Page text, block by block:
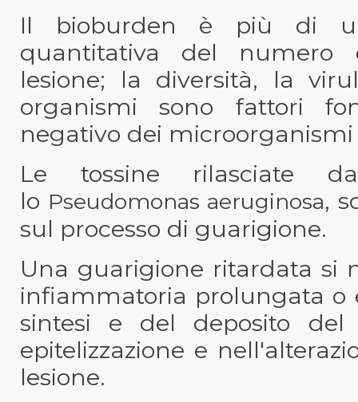
Il bioburden è più di
quantitativa del numero
lesione; la diversità, la
organismi sono fattori
negativo dei microorganismi
Le tossine rilasciate
lo Pseudomonas aeruginosa,
sul processo di guarigione.
Una guarigione ritardata si
infiammatoria prolungata o
sintesi e del deposito
epitelizzazione e
lesione.